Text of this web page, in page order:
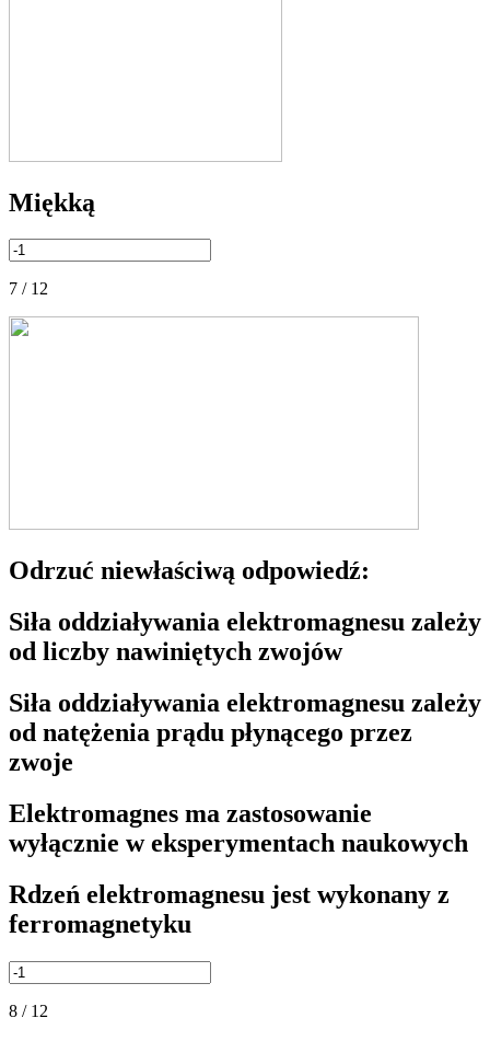
Miękką
7 / 12
Odrzuć niewłaściwą odpowiedź:
Siła oddziaływania elektromagnesu zależy
od liczby nawiniętych zwojów
Siła oddziaływania elektromagnesu zależy
od natężenia prądu płynącego przez
zwoje
Elektromagnes ma zastosowanie
wyłącznie w eksperymentach naukowych
Rdzeń elektromagnesu jest wykonany z
ferromagnetyku
8 / 12